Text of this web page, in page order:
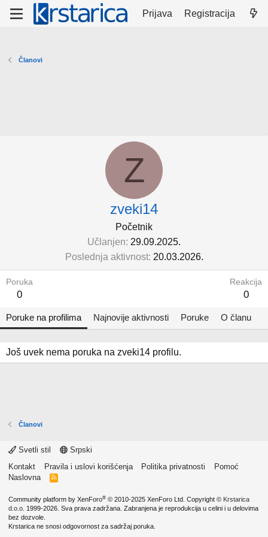
Prijava Registracija
Članovi
Z
zveki14
Početnik
Učlanjen 29.09.2025.
Poslednja aktivnost 20.03.2026.
Poruka
0
Reakcija
0
Poruke na profilima Najnovije aktivnosti Poruke O članu
Još uvek nema poruka na zveki14 profilu.
Članovi
Svetli stil
Srpski
Kontakt
Pravila i uslovi korišćenja Politika privatnosti
Pomoć
Naslovna
R
Community platform by XenForo® © 2010-2025 XenForo Ltd. Copyright © Krstarica
d.o.o. 1999-2026. Sva prava zadržana. Zabranjena je reprodukcija u celini i u delovima
bez dozvole.
Krstarica ne snosi odgovornost za sadržaj poruka.